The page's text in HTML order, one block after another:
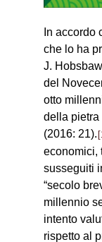
In accordo
che lo ha
J.
del
otto
della pietra
(2016: 21).
economici,
susseguiti
“secolo
millennio
intento
rispetto al